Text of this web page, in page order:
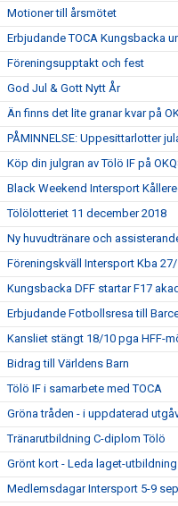
Motioner till årsmötet
Erbjudande TOCA Kungsbacka
Föreningsupptakt och fest
God Jul & Gott Nytt År
Än finns det lite granar kvar på
PÅMINNELSE: Uppesittarlotter
Köp din julgran av Tölö IF på
Black Weekend Intersport
Tölölotteriet 11 december 2018
Ny huvudtränare och
Föreningskväll Intersport Kba 27/
Kungsbacka DFF startar F17
Erbjudande Fotbollsresa till
Kansliet stängt 18/10 pga HFF-
Bidrag till Världens Barn
Tölö IF i samarbete med TOCA
Gröna tråden - i uppdaterad
Tränarutbildning C-diplom Tölö
Grönt kort - Leda laget-
Medlemsdagar Intersport 5-9